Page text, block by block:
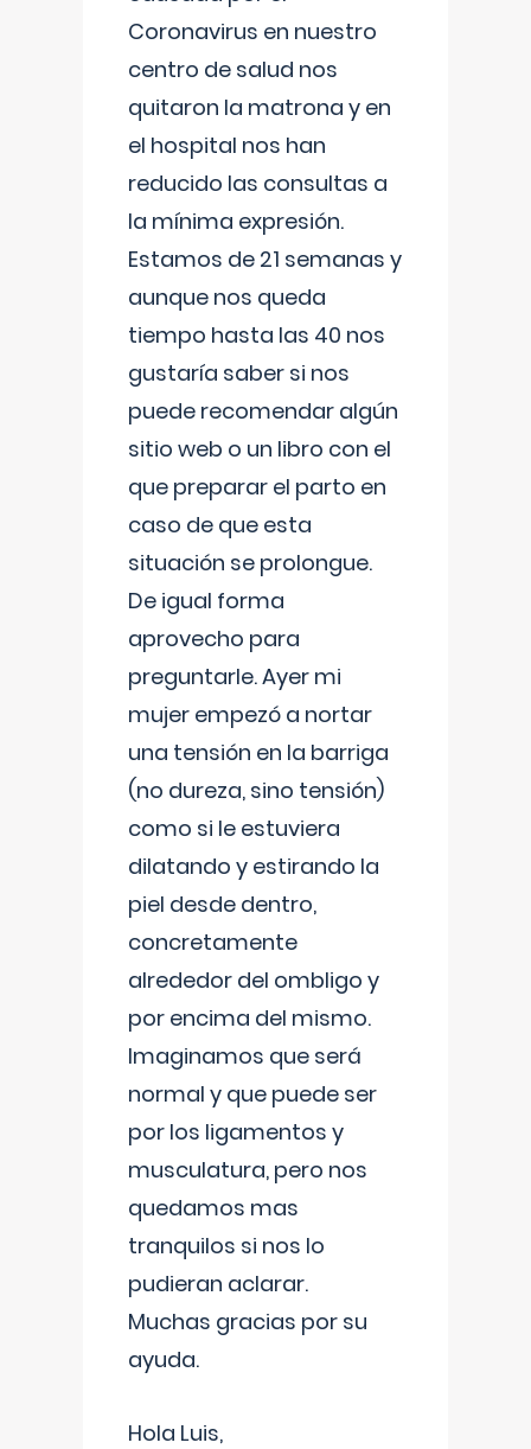
Coronavirus en nuestro
centro de salud nos
quitaron la matrona y en
el hospital nos han
reducido las consultas a
la mínima expresión.
Estamos de 21 semanas y
aunque nos queda
tiempo hasta las 40 nos
gustaría saber si nos
puede recomendar algún
sitio web o un libro con el
que preparar el parto en
caso de que esta
situación se prolongue.
De igual forma
aprovecho para
preguntarle. Ayer mi
mujer empezó a nortar
una tensión en la barriga
(no dureza, sino tensión)
como si le estuviera
dilatando y estirando la
piel desde dentro,
concretamente
alrededor del ombligo y
por encima del mismo.
Imaginamos que será
normal y que puede ser
por los ligamentos y
musculatura, pero nos
quedamos mas
tranquilos si nos lo
pudieran aclarar.
Muchas gracias por su
ayuda.
Hola Luis,